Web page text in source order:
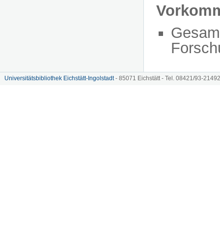
Universitätsbibliothek Eichstätt-Ingolstadt- 85071 Eichstätt - Tel. 08421/93-